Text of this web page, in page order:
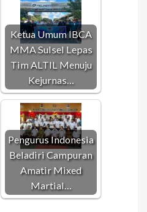
Ketua Umum IBCA
MMA Sulsel Lepas
Tim ALTIL Menuju
Kejurnas…
Pengurus Indonesia
Beladiri Campuran
Amatir Mixed
Martial…